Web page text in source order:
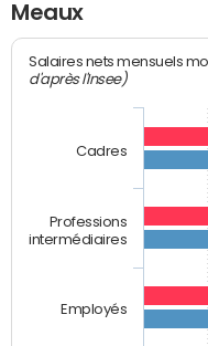
Meaux
Salaires nets mensuels
d'après l'Insee)
Cadres
Professions
intermédiaires
Employés